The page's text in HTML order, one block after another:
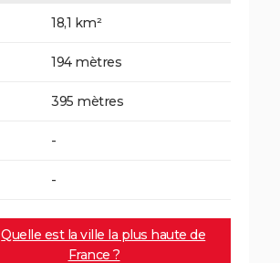
18,1 km²
194 mètres
395 mètres
-
-
Quelle est la ville la plus haute de
France ?